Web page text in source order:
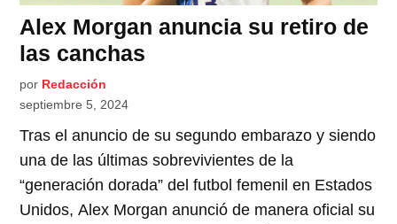
Alex Morgan anuncia su retiro de
las canchas
por Redacción
septiembre 5, 2024
Tras el anuncio de su segundo embarazo y siendo
una de las últimas sobrevivientes de la
“generación dorada” del futbol femenil en Estados
Unidos, Alex Morgan anunció de manera oficial su